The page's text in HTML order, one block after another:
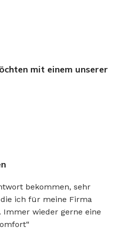
mit einem unserer
bekommen, sehr
ich für meine Firma
Immer wieder gerne eine